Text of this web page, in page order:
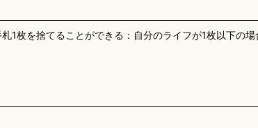
1枚を捨てることができる：自分のライフが1枚以下の